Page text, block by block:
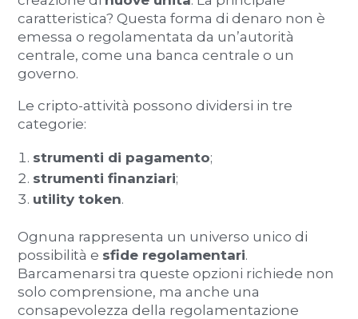
caratteristica? Questa forma di denaro non è
emessa o regolamentata da un’autorità
centrale, come una banca centrale o un
governo.
Le cripto-attività possono dividersi in tre
categorie:
strumenti di pagamento;
strumenti finanziari;
utility token.
Ognuna rappresenta un universo unico di
possibilità e sfide regolamentari.
Barcamenarsi tra queste opzioni richiede non
solo comprensione, ma anche una
consapevolezza della regolamentazione